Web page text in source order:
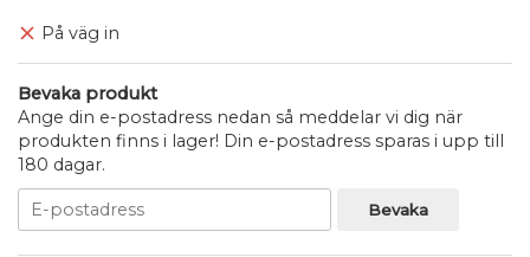
På väg in
Bevaka produkt
Ange din e-postadress nedan så meddelar vi dig när
produkten finns i lager! Din e-postadress sparas i upp till
180 dagar.
Bevaka